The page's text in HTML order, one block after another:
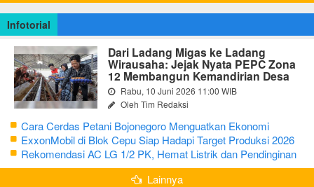
Infotorial
Dari Ladang Migas ke Ladang
Wirausaha: Jejak Nyata PEPC Zona
12 Membangun Kemandirian Desa
Rabu, 10 Juni 2026 11:00 WIB
Oleh Tim Redaksi
Cara Cerdas Petani Bojonegoro Menguatkan Ekonomi
Keluarga
ExxonMobil di Blok Cepu Siap Hadapi Target Produksi 2026
Rekomendasi AC LG 1/2 PK, Hemat Listrik dan Pendinginan
Maksimal
Lainnya